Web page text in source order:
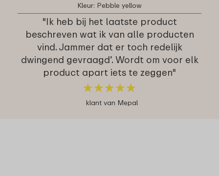
Kleur: Pebble yellow
"Ik heb bij het laatste product
beschreven wat ik van alle producten
vind. Jammer dat er toch redelijk
dwingend gevraagd’. Wordt om voor elk
product apart iets te zeggen"
★★★★★
★★★★★
klant van Mepal